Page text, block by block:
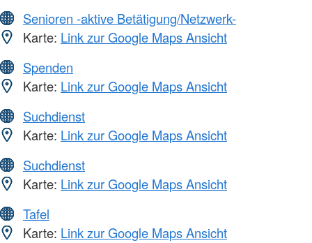
Senioren -aktive Betätigung/Netzwerk-
Karte: Link zur Google Maps Ansicht
Spenden
Karte: Link zur Google Maps Ansicht
Suchdienst
Karte: Link zur Google Maps Ansicht
Suchdienst
Karte: Link zur Google Maps Ansicht
Tafel
Karte: Link zur Google Maps Ansicht